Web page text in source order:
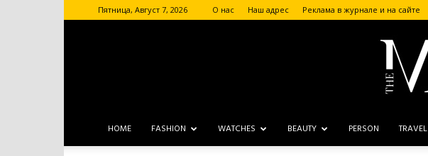
Пятница, Август 7, 2026 О нас Наш адрес Реклама в журнале и на сайте
HOME FASHION WATCHES BEAUTY PERSON TRAVEL